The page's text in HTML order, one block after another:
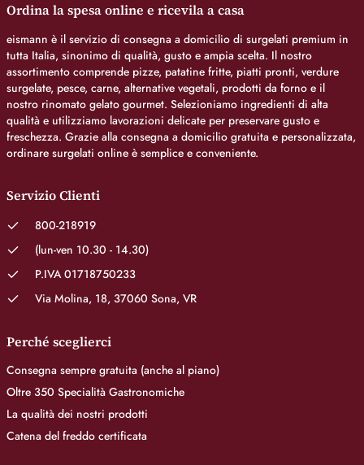
Ordina la spesa online e ricevila a casa
eismann è il servizio di consegna a domicilio di surgelati premium in
tutta Italia, sinonimo di qualità, gusto e ampia scelta. Il nostro
assortimento comprende pizze, patatine fritte, piatti pronti, verdure
surgelate, pesce, carne, alternative vegetali, prodotti da forno e il
nostro rinomato gelato gourmet. Selezioniamo ingredienti di alta
qualità e utilizziamo lavorazioni delicate per preservare gusto e
freschezza. Grazie alla consegna a domicilio gratuita e personalizzata,
ordinare surgelati online è semplice e conveniente.
Servizio Clienti
800-218919
(lun-ven 10.30 - 14.30)
P.IVA 01718750233
Via Molina, 18, 37060 Sona, VR
Perché sceglierci
Consegna sempre gratuita (anche al piano)
Oltre 350 Specialità Gastronomiche
La qualità dei nostri prodotti
Catena del freddo certificata